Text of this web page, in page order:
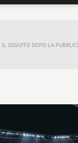
IL SEGUITO DOPO LA